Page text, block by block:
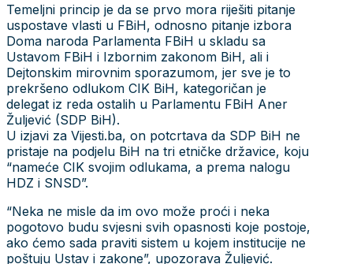
Temeljni princip je da se prvo mora riješiti pitanje
uspostave vlasti u FBiH, odnosno pitanje izbora
Doma naroda Parlamenta FBiH u skladu sa
Ustavom FBiH i Izbornim zakonom BiH, ali i
Dejtonskim mirovnim sporazumom, jer sve je to
prekršeno odlukom CIK BiH, kategoričan je
delegat iz reda ostalih u Parlamentu FBiH Aner
Žuljević (SDP BiH).
U izjavi za Vijesti.ba, on potcrtava da SDP BiH ne
pristaje na podjelu BiH na tri etničke državice, koju
“nameće CIK svojim odlukama, a prema nalogu
HDZ i SNSD”.
“Neka ne misle da im ovo može proći i neka
pogotovo budu svjesni svih opasnosti koje postoje,
ako ćemo sada praviti sistem u kojem institucije ne
poštuju Ustav i zakone”, upozorava Žuljević.